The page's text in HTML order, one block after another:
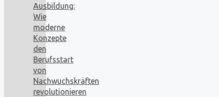
Ausbildung:
Wie
moderne
Konzepte
den
Berufsstart
von
Nachwuchskräften
revolutionieren